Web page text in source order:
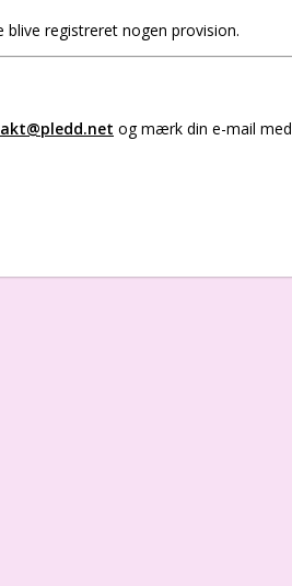
registreret nogen provision.
og mærk din e-mail med